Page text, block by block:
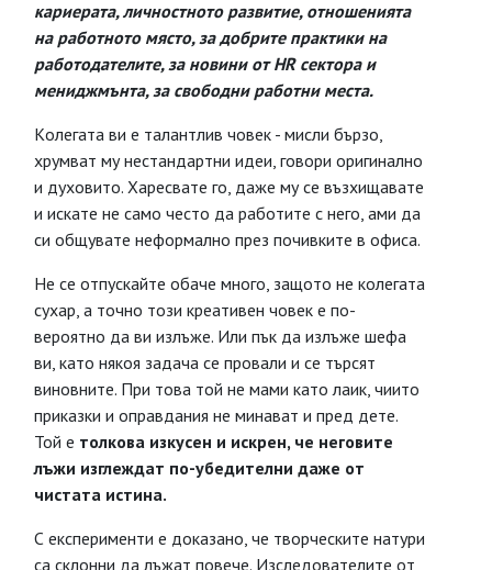
кариерата, личностното развитие, отношенията
на работното място, за добрите практики на
работодателите, за новини от HR сектора и
мениджмънта, за свободни работни места.
Kолегата ви е талантлив човек - мисли бързо,
хрумват му нестандартни идеи, говори оригинално
и духовито. Харесвате го, даже му се възхищавате
и искате не само често да работите с него, ами да
си общувате неформално през почивките в офиса.
Не се отпускайте обаче много, защото не колегата
сухар, а точно този креативен човек е по-
вероятно да ви излъже. Или пък да излъже шефа
ви, като някоя задача се провали и се търсят
виновните. При това той не мами като лаик, чиито
приказки и оправдания не минават и пред дете.
Той е толкова изкусен и искрен, че неговите
лъжи изглеждат по-убедителни даже от
чистата истина.
С експерименти е доказано, че творческите натури
са склонни да лъжат повече. Изследователите от